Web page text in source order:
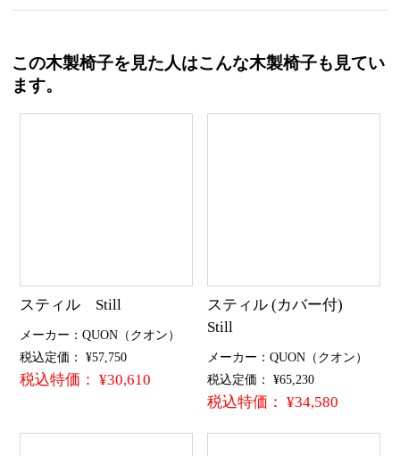
この木製椅子を見た人はこんな木製椅子も見てい
ます。
スティル Still
メーカー：QUON（クオン）
税込定価： ¥57,750
税込特価： ¥30,610
スティル (カバー付)
Still
メーカー：QUON（クオン）
税込定価： ¥65,230
税込特価： ¥34,580